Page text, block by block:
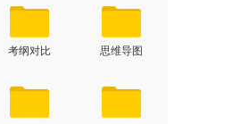
考纲对比 思维导图